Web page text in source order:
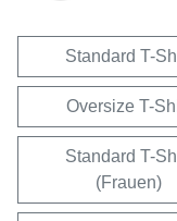
Standard T-
Oversize T-
Standard T-
(Frauen)